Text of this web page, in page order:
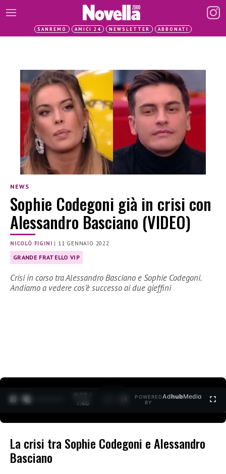
SANREMO AMICI 24 NEWSLETTER ABBONATI
NEWS
Sophie Codegoni già in crisi con
Alessandro Basciano (VIDEO)
NICOLÒ FIGINI | 11 GENNAIO 2022
GRANDE FRATELLO VIP
Crisi in corso tra Alessandro Basciano e Sophie Codegoni.
Andiamo a vedere cos’è successo ai due gieffini
0:12 /
1:40
POWERED
BY
AdhubMedia
La crisi tra Sophie Codegoni e Alessandro
Basciano